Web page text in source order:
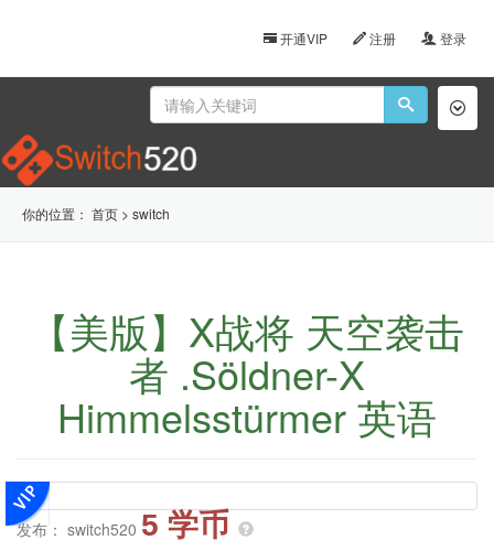
开通VIP 注册 登录
你的位置： 首页 > switch
【美版】X战将 天空袭击
者 .Söldner-X
Himmelsstürmer 英语
发布： switch520 5 学币